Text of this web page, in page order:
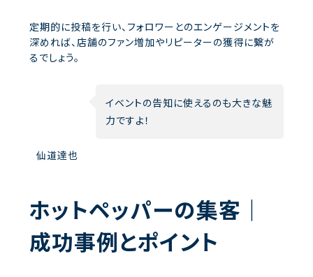
定期的に投稿を行い、フォロワーとのエンゲージメントを
深めれば、店舗のファン増加やリピーターの獲得に繋が
るでしょう。
仙道達也
イベントの告知に使えるのも大きな魅
力ですよ！
ホットペッパーの集客｜
成功事例とポイント